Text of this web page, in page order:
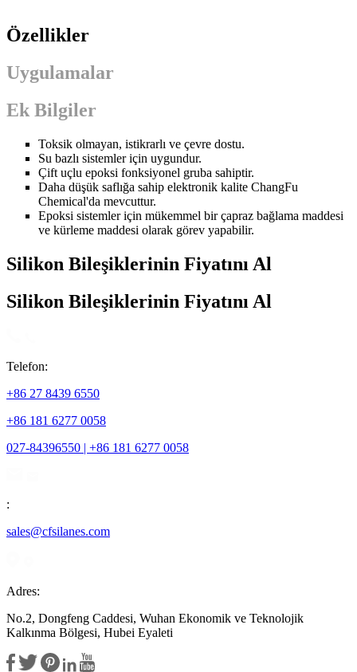
Özellikler
Uygulamalar
Ek Bilgiler
Toksik olmayan, istikrarlı ve çevre dostu.
Su bazlı sistemler için uygundur.
Çift uçlu epoksi fonksiyonel gruba sahiptir.
Daha düşük saflığa sahip elektronik kalite ChangFu
Chemical'da mevcuttur.
Epoksi sistemler için mükemmel bir çapraz bağlama maddesi
ve kürleme maddesi olarak görev yapabilir.
Silikon Bileşiklerinin Fiyatını Al
Silikon Bileşiklerinin Fiyatını Al
Telefon:
+86 27 8439 6550
+86 181 6277 0058
027-84396550 | +86 181 6277 0058
:
sales@cfsilanes.com
Adres:
No.2, Dongfeng Caddesi, Wuhan Ekonomik ve Teknolojik
Kalkınma Bölgesi, Hubei Eyaleti